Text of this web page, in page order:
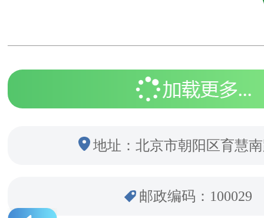
地址：北京市朝阳区育慧
邮政编码：100029